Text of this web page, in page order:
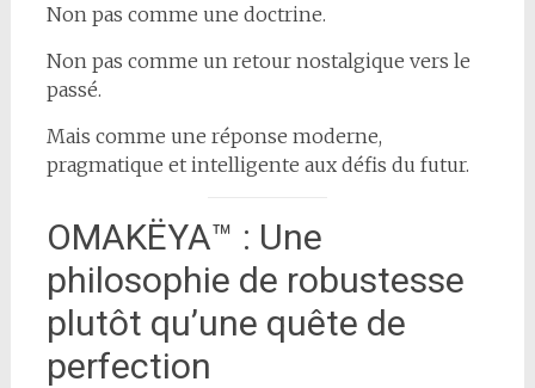
Non pas comme une doctrine.
Non pas comme un retour nostalgique vers le
passé.
Mais comme une réponse moderne,
pragmatique et intelligente aux défis du futur.
OMAKËYA™ : Une
philosophie de robustesse
plutôt qu’une quête de
perfection